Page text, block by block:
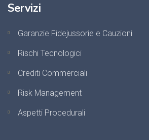
Servizi
Garanzie Fidejussorie e Cauzioni
Rischi Tecnologici
Crediti Commerciali
Risk Management
Aspetti Procedurali